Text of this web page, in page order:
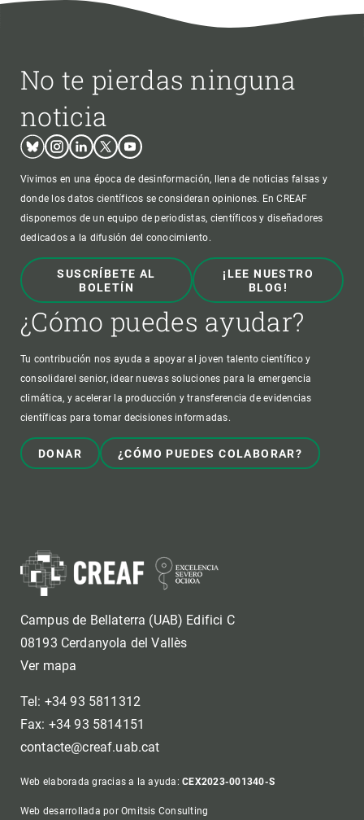
No te pierdas ninguna
noticia
BlueskyInstagram
LinkedinTwitterYoutube
Vivimos en una época de desinformación, llena de noticias falsas y
donde los datos científicos se consideran opiniones. En CREAF
disponemos de un equipo de periodistas, científicos y diseñadores
dedicados a la difusión del conocimiento.
SUSCRÍBETE AL
BOLETÍN
¡LEE NUESTRO
BLOG!
¿Cómo puedes ayudar?
Tu contribución nos ayuda a apoyar al joven talento científico y
consolidarel senior, idear nuevas soluciones para la emergencia
climática, y acelerar la producción y transferencia de evidencias
científicas para tomar decisiones informadas.
DONAR ¿CÓMO PUEDES COLABORAR?
Campus de Bellaterra (UAB) Edifici C
08193 Cerdanyola del Vallès
Ver mapa
Tel: +34 93 5811312
Fax: +34 93 5814151
contacte@creaf.uab.cat
Web elaborada gracias a la ayuda:CEX2023-001340-S
Web desarrollada por Omitsis Consulting